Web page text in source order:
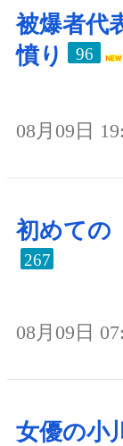
被爆者代
憤り
96
08月09日
初めての
267
08月09日
女優の小